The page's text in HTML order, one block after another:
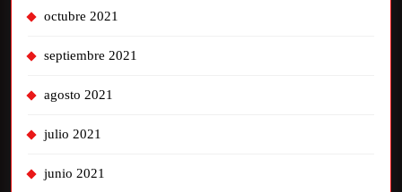
octubre 2021
septiembre 2021
agosto 2021
julio 2021
junio 2021